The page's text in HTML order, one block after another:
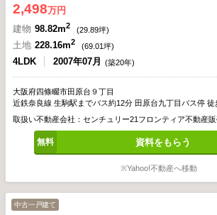
2,498万円
建物 98.82m2 (29.89坪)
土地 228.16m2 (69.01坪)
4LDK 2007年07月 (築20年)
大阪府四條畷市田原台９丁目
近鉄奈良線 生駒駅までバス約12分 田原台九丁目バス停 徒
取扱い不動産会社：センチュリー21フロンティア不動
資料をもらう
※Yahoo!不動産へ移動
中古一戸建て